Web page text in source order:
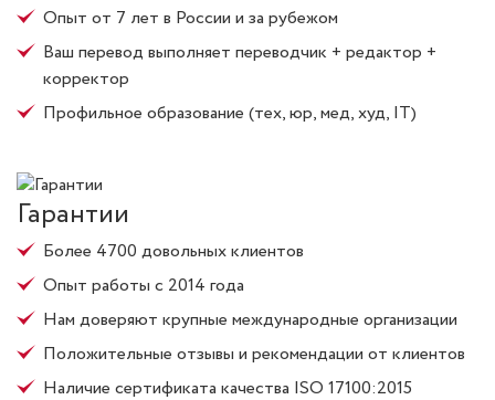
Опыт от 7 лет в России и за рубежом
Ваш перевод выполняет переводчик + редактор +
корректор
Профильное образование (тех, юр, мед, худ, IT)
Гарантии
Более 4700 довольных клиентов
Опыт работы с 2014 года
Нам доверяют крупные международные организации
Положительные отзывы и рекомендации от клиентов
Наличие сертификата качества ISO 17100:2015